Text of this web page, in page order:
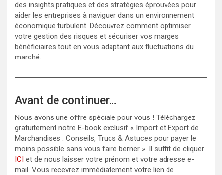
des insights pratiques et des stratégies éprouvées pour
aider les entreprises à naviguer dans un environnement
économique turbulent. Découvrez comment optimiser
votre gestion des risques et sécuriser vos marges
bénéficiaires tout en vous adaptant aux fluctuations du
marché.
Avant de continuer…
Nous avons une offre spéciale pour vous ! Téléchargez
gratuitement notre E-book exclusif « Import et Export de
Marchandises : Conseils, Trucs & Astuces pour payer le
moins possible sans vous faire berner ». Il suffit de cliquer
ICI et de nous laisser votre prénom et votre adresse e-
mail. Vous recevrez immédiatement votre lien de